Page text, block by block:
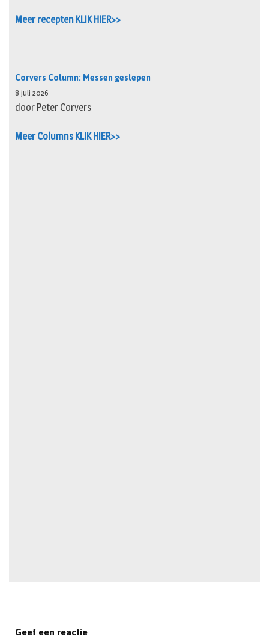
Meer recepten KLIK HIER>>
Corvers Column: Messen geslepen
8 juli 2026
door Peter Corvers
Meer Columns KLIK HIER>>
Geef een reactie